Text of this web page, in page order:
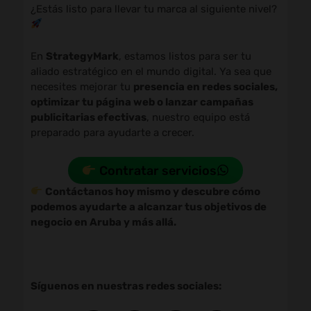
¿Estás listo para llevar tu marca al siguiente nivel?
En StrategyMark , estamos listos para ser tu
aliado estratégico en el mundo digital. Ya sea que
necesites mejorar tu presencia en redes sociales,
optimizar tu página web o lanzar campañas
publicitarias efectivas , nuestro equipo está
preparado para ayudarte a crecer.
Contratar servicios
Contáctanos hoy mismo y descubre cómo
podemos ayudarte a alcanzar tus objetivos de
negocio en Aruba y más allá.
Síguenos en nuestras redes sociales: